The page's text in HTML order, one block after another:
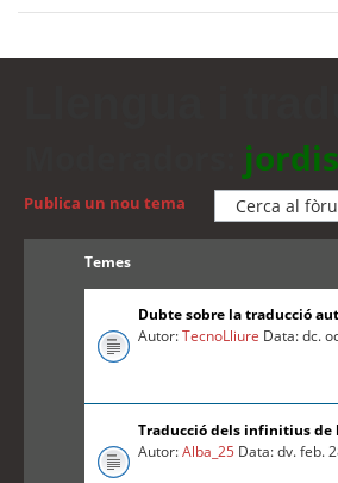
jordis
Publica un nou tema
Temes
Dubte sobre la traducció
Autor:TecnoLliure Data: dc.
Traducció dels infinitius de
Autor:Alba_25 Data: dv. feb.